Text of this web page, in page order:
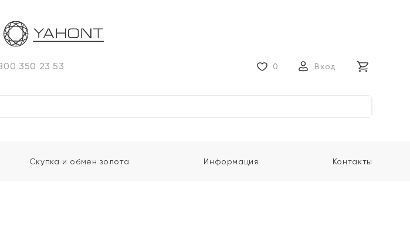
350 23 53 0 Вход
Скупка и обмен золота Информация Контакты